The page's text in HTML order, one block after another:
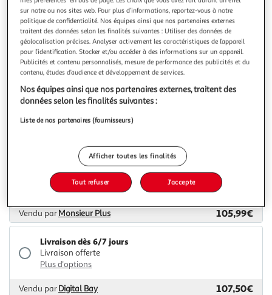
extérieur Noir Informations complémentai
Livraison dès 4/5 jours
4,99€
Plus d'options
Vendu par 2KINGS 84,80€
Livraison dès 7/8 jours
4,99€
Livraison dès 4/5 jours
Livraison offerte
Plus d'options
Vendu parMonsieur Plus 105,99€
Livraison dès 6/7 jours
Livraison offerte
Plus d'options
Vendu parDigital Bay 107,50€
sur notre ou nos sites web. Pour plus d’informations, reportez-vous à notre
politique de confidentialité. Nos équipes ainsi que nos partenaires externes
traitent des données selon les finalités suivantes : Utiliser des données de
géolocalisation précises. Analyser activement les caractéristiques de l’appareil
pour l’identification. Stocker et/ou accéder à des informations sur un appareil.
Publicités et contenu personnalisés, mesure de performance des publicités et du
contenu, études d’audience et développement de services.
Nos équipes ainsi que nos partenaires externes, traitent des
données selon les finalités suivantes :
Liste de nos partenaires (fournisseurs)
Afficher toutes les finalités
Tout refuser J'accepte